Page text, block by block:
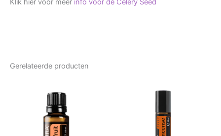
Klik hier voor meer info voor de Celery Seed
Gerelateerde producten